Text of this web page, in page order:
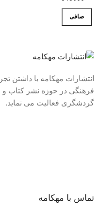
صافی
انتشارات مهکامه با داشتن
فرهنگی در حوزه نشر کتاب
گردشگری فعالیت می نماید.
تماس با مهکامه